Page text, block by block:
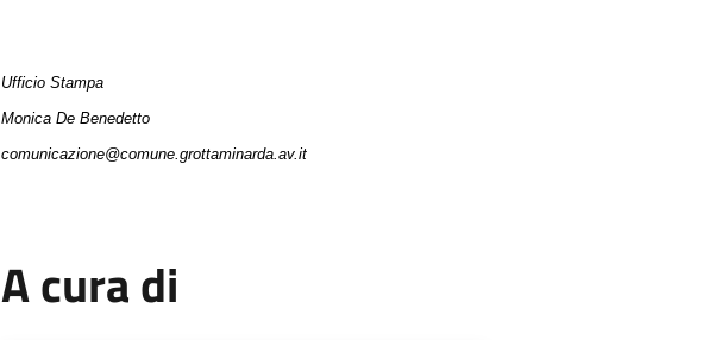
Ufficio Stampa
Monica De Benedetto
comunicazione@comune.grottaminarda.av.it
A cura di